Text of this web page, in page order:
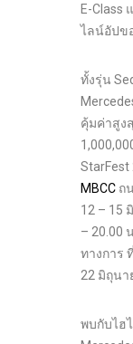
E-Class
ไลน์อัปขอ
ทั้งรุ่น
คุ้มค่าสูง
StarFest
MBCC ถ
12 – 15
– 20.00
ทางการ
22 มิถุนา
พบกับไฮ